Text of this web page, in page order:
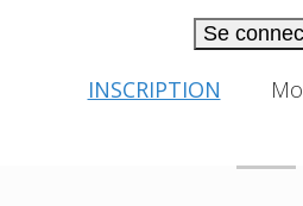
Se
INSCRIPTION